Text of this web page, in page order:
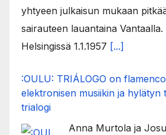
yhtyeen julkaisun mukaan
sairauteen lauantaina Vantaalla.
Helsingissä 1.1.1957 [...]
:OULU: TRIÁLOGO on
elektronisen musiikin ja hylätyn
trialogi
Anna Murtola ja